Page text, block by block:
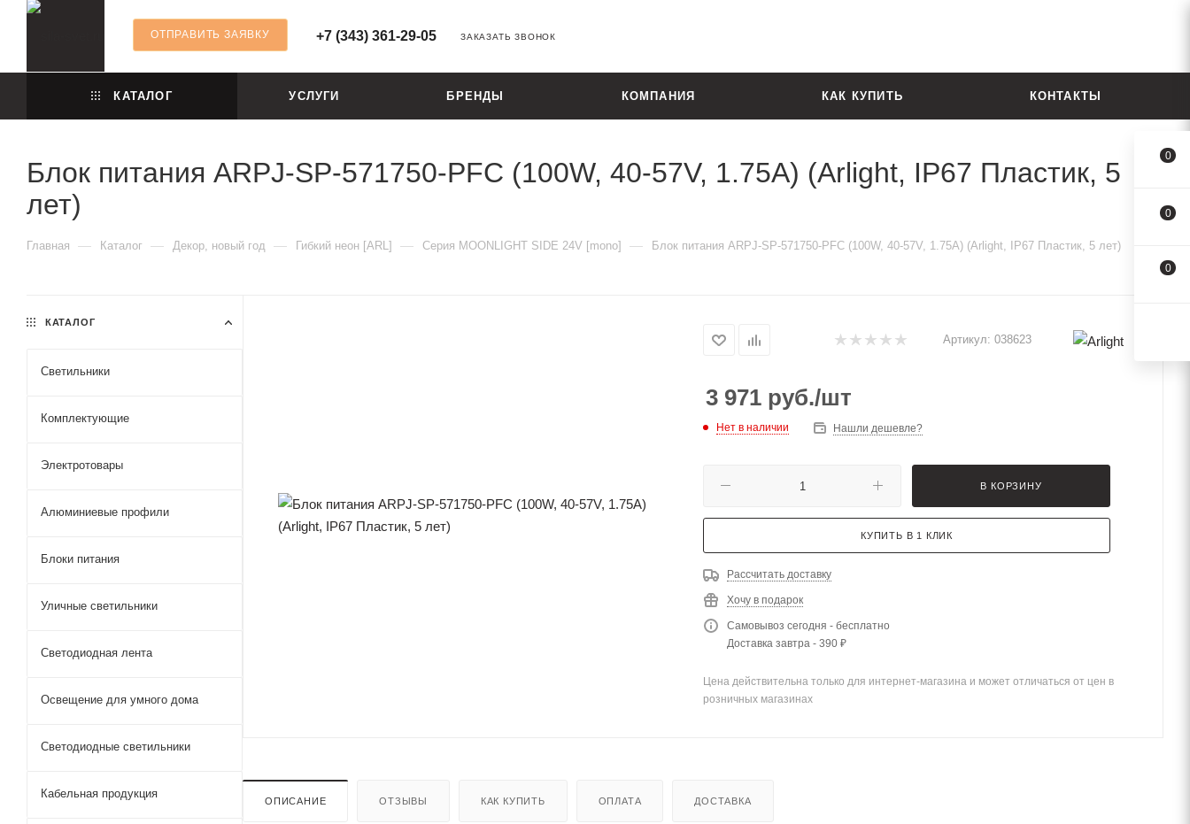
ОТПРАВИТЬ ЗАЯВКУ +7 (343) 361-29-05 ЗАКАЗАТЬ ЗВОНОК
КАТАЛОГ УСЛУГИ БРЕНДЫ КОМПАНИЯ КАК КУПИТЬ КОНТАКТЫ
Блок питания ARPJ-SP-571750-PFC (100W, 40-57V, 1.75A) (Arlight, IP67 Пластик, 5
лет)
Главная — Каталог — Декор, новый год — Гибкий неон [ARL] — Серия MOONLIGHT SIDE 24V [mono] — Блок питания ARPJ-SP-571750-PFC (100W, 40-57V, 1.75A) (Arlight, IP67 Пластик, 5 лет)
Артикул: 038623
3 971 руб./шт
Нет в наличии Нашли дешевле?
В КОРЗИНУ
КУПИТЬ В 1 КЛИК
Рассчитать доставку
Хочу в подарок
Самовывоз сегодня - бесплатно
Доставка завтра - 390 ₽
Цена действительна только для интернет-магазина и может отличаться от цен в
розничных магазинах
ОПИСАНИЕ ОТЗЫВЫ КАК КУПИТЬ ОПЛАТА ДОСТАВКА
КАТАЛОГ
Светильники
Комплектующие
Электротовары
Алюминиевые профили
Блоки питания
Уличные светильники
Светодиодная лента
Освещение для умного дома
Светодиодные светильники
Кабельная продукция
0
0
0